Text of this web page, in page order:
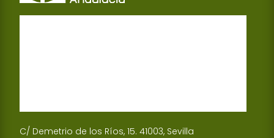
C/ Demetrio de los Ríos, 15. 41003, Sevilla